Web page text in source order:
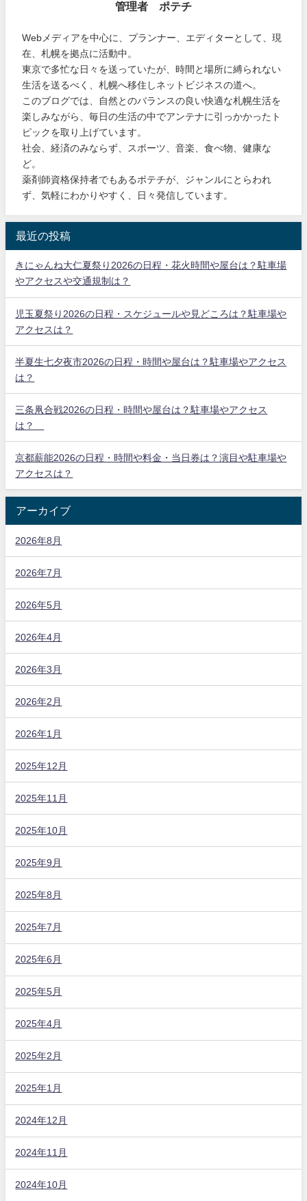
管理者 ポテチ
Webメディアを中心に、プランナー、エディターとして、現
在、札幌を拠点に活動中。
東京で多忙な日々を送っていたが、時間と場所に縛られない
生活を送るべく、札幌へ移住しネットビジネスの道へ。
このブログでは、自然とのバランスの良い快適な札幌生活を
楽しみながら、毎日の生活の中でアンテナに引っかかったト
ピックを取り上げています。
社会、経済のみならず、スポーツ、音楽、食べ物、健康な
ど。
薬剤師資格保持者でもあるポテチが、ジャンルにとらわれ
ず、気軽にわかりやすく、日々発信しています。
最近の投稿
きにゃんね大仁夏祭り2026の日程・花火時間や屋台は？駐車場
やアクセスや交通規制は？
児玉夏祭り2026の日程・スケジュールや見どころは？駐車場や
アクセスは？
半夏生七夕夜市2026の日程・時間や屋台は？駐車場やアクセス
は？
三条凧合戦2026の日程・時間や屋台は？駐車場やアクセス
は？
京都薪能2026の日程・時間や料金・当日券は？演目や駐車場や
アクセスは？
アーカイブ
2026年8月
2026年7月
2026年5月
2026年4月
2026年3月
2026年2月
2026年1月
2025年12月
2025年11月
2025年10月
2025年9月
2025年8月
2025年7月
2025年6月
2025年5月
2025年4月
2025年2月
2025年1月
2024年12月
2024年11月
2024年10月